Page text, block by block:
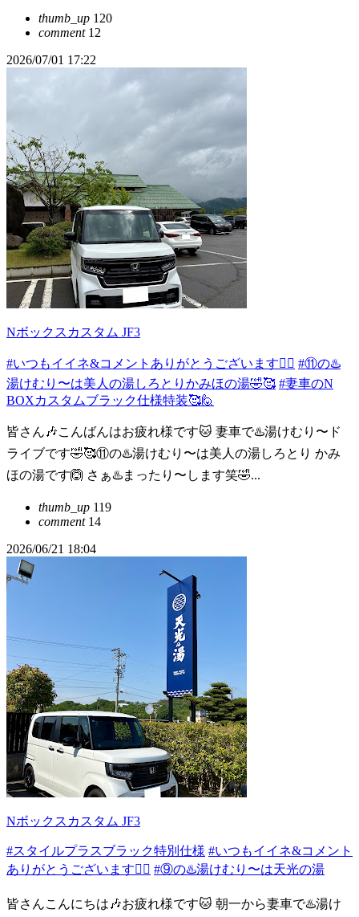
thumb_up 120
comment12
2026/07/01 17:22
Nボックスカスタム JF3
#いつもイイネ&コメントありがとうございます🙇‍♂️ #⑪の♨️
湯けむり〜は美人の湯しろとりかみほの湯🤣🥰 #妻車のN
BOXカスタムブラック仕様特装🥰🙋
皆さん🎶こんばんはお疲れ様です🐱 妻車で♨️湯けむり〜ド
ライブです🤣🥰⑪の♨️湯けむり〜は美人の湯しろとり かみ
ほの湯です🙆 さぁ♨️まったり〜します笑🤣...
thumb_up 119
comment14
2026/06/21 18:04
Nボックスカスタム JF3
#スタイルプラスブラック特別仕様 #いつもイイネ&コメント
ありがとうございます🙇‍♂️ #⑨の♨️湯けむり〜は天光の湯
皆さんこんにちは🎶お疲れ様です🐱 朝一から妻車で♨️湯け